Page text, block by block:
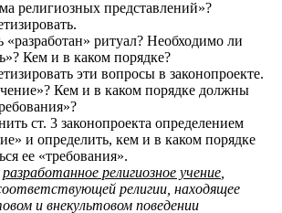
религиозных представлений»?
ритуал? Необходимо ли
Кем и в каком порядке?
эти вопросы в законопроекте.
Кем и в каком порядке должны
ст. 3 законопроекта определением
и определить, кем и в каком порядке
ее «требования».
разработанное религиозное учение
религии, находящее
и внекультовом поведении